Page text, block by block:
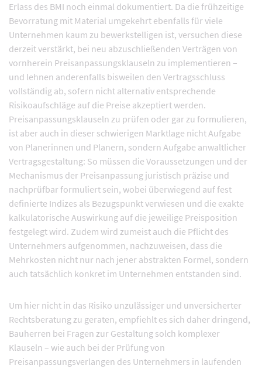
Erlass des BMI noch einmal dokumentiert. Da die frühzeitige
Bevorratung mit Material umgekehrt ebenfalls für viele
Unternehmen kaum zu bewerkstelligen ist, versuchen diese
derzeit verstärkt, bei neu abzuschließenden Verträgen von
vornherein Preisanpassungsklauseln zu implementieren –
und lehnen anderenfalls bisweilen den Vertragsschluss
vollständig ab, sofern nicht alternativ entsprechende
Risikoaufschläge auf die Preise akzeptiert werden.
Preisanpassungsklauseln zu prüfen oder gar zu formulieren,
ist aber auch in dieser schwierigen Marktlage nicht Aufgabe
von Planerinnen und Planern, sondern Aufgabe anwaltlicher
Vertragsgestaltung: So müssen die Voraussetzungen und der
Mechanismus der Preisanpassung juristisch präzise und
nachprüfbar formuliert sein, wobei überwiegend auf fest
definierte Indizes als Bezugspunkt verwiesen und die exakte
kalkulatorische Auswirkung auf die jeweilige Preisposition
festgelegt wird. Zudem wird zumeist auch die Pflicht des
Unternehmers aufgenommen, nachzuweisen, dass die
Mehrkosten nicht nur nach jener abstrakten Formel, sondern
auch tatsächlich konkret im Unternehmen entstanden sind.
Um hier nicht in das Risiko unzulässiger und unversicherter
Rechtsberatung zu geraten, empfiehlt es sich daher dringend,
Bauherren bei Fragen zur Gestaltung solch komplexer
Klauseln – wie auch bei der Prüfung von
Preisanpassungsverlangen des Unternehmers in laufenden